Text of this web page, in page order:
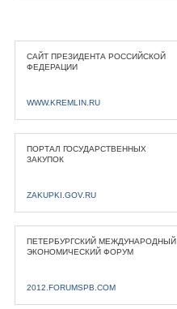
САЙТ ПРЕЗИДЕНТА РОССИЙСКОЙ
ФЕДЕРАЦИИ
WWW.KREMLIN.RU
ПОРТАЛ ГОСУДАРСТВЕННЫХ
ЗАКУПОК
ZAKUPKI.GOV.RU
ПЕТЕРБУРГСКИЙ МЕЖДУНАРОДНЫЙ
ЭКОНОМИЧЕСКИЙ ФОРУМ
2012.FORUMSPB.COM